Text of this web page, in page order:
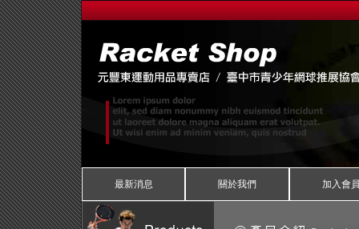
最新消息 關於我們 加入會